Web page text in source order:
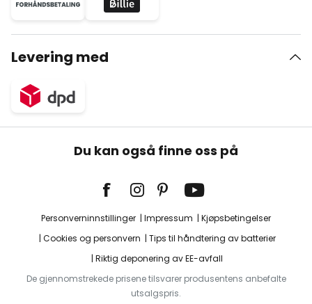
Levering med
Du kan også finne oss på
Personverninnstillinger Impressum
Kjøpsbetingelser
Cookies og personvern
Tips til håndtering av batterier
Riktig deponering av EE-avfall
De gjennomstrekede prisene tilsvarer produsentens anbefalte
utsalgspris.